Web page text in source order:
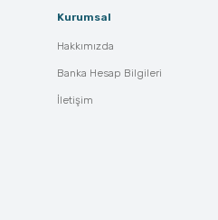
Kurumsal
Hakkımızda
Banka Hesap Bilgileri
İletişim